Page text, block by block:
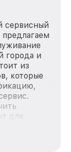
сервисный
города и
из
которые
для
вне
Мы